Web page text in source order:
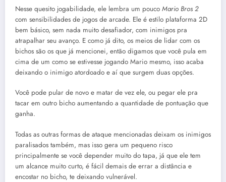
Nesse quesito jogabilidade, ele lembra um pouco Mario Bros 2
com sensibilidades de jogos de arcade. Ele é estilo plataforma 2D
bem básico, sem nada muito desafiador, com inimigos pra
atrapalhar seu avanço. E como já dito, os meios de lidar com os
bichos são os que já mencionei, então digamos que você pula em
cima de um como se estivesse jogando Mario mesmo, isso acaba
deixando o inimigo atordoado e aí que surgem duas opções.
Você pode pular de novo e matar de vez ele, ou pegar ele pra
tacar em outro bicho aumentando a quantidade de pontuação que
ganha.
Todas as outras formas de ataque mencionadas deixam os inimigos
paralisados também, mas isso gera um pequeno risco
principalmente se você depender muito do tapa, já que ele tem
um alcance muito curto, é fácil demais de errar a distância e
encostar no bicho, te deixando vulnerável.